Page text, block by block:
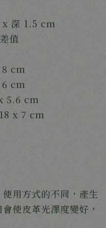
x 深 1.5 cm
值
cm
cm
5.6 cm
x 7 cm
用方式的不同，產生
使皮革光澤度變好，